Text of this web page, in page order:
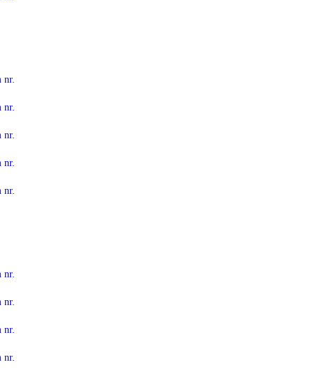
nr.
nr.
nr.
nr.
nr.
nr.
nr.
nr.
nr.